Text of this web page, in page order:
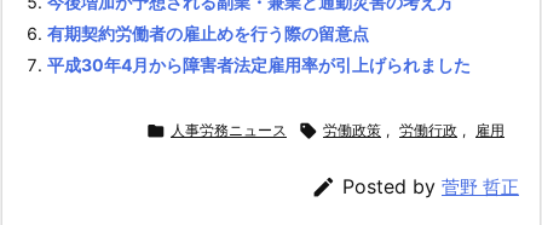
有期契約労働者の雇止めを行う際の留意点
平成30年4月から障害者法定雇用率が引上げられました
 人事労務ニュース  労働政策 , 労働行政 , 雇用
 Posted by 菅野 哲正